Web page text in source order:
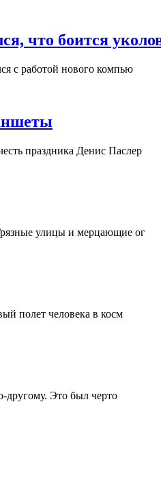
что боится
с работой нового компью
праздника Денис Паслер
улицы и мерцающие ог
полет человека в косм
другому. Это был черто